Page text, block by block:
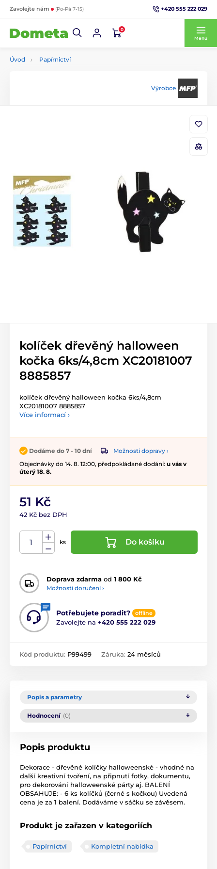
Zavolejte nám (Po-Pá 7-15) +420 555 222 029
0
Menu
Úvod Papírnictví
Výrobce
kolíček dřevěný halloween
kočka 6ks/4,8cm XC20181007
8885857
kolíček dřevěný halloween kočka 6ks/4,8cm
XC20181007 8885857
Více informací ›
Dodáme do 7 - 10 dní
Možnosti dopravy ›
Objednávky do 14. 8. 12:00, předpokládané dodání: u vás v
úterý 18. 8.
51 Kč
42 Kč bez DPH
ks Do košíku
Doprava zdarma od 1 800 Kč
Možnosti doručení ›
Potřebujete poradit? offline
Zavolejte na +420 555 222 029
Kód produktu: P99499 Záruka: 24 měsíců
Popis a parametry
Hodnocení (0)
Popis produktu
Dekorace - dřevěné kolíčky halloweenské - vhodné na
další kreativní tvoření, na připnutí fotky, dokumentu,
pro dekorování halloweenské párty aj. BALENÍ
OBSAHUJE: - 6 ks kolíčků (černé s kočkou) Uvedená
cena je za 1 balení. Dodáváme v sáčku se závěsem.
Produkt je zařazen v kategoriích
Papírnictví Kompletní nabídka